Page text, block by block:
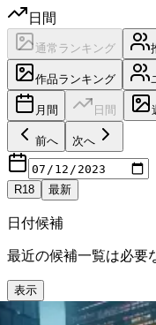
日間
通常ランキング
作品ランキング
月間 日間
前へ 次へ
R18 最新
日付候補
最近の候補一覧は必要
表示